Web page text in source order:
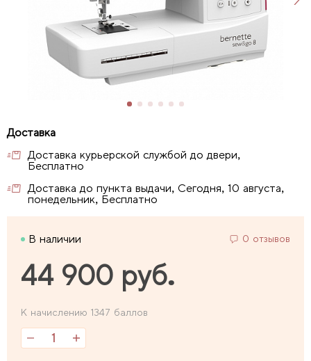
Доставка курьерской службой до двери,
Бесплатно
Доставка до пункта выдачи, Сегодня, 10 августа,
понедельник, Бесплатно
В наличии 0 отзывов
44 900 руб.
К начислению 1347 баллов